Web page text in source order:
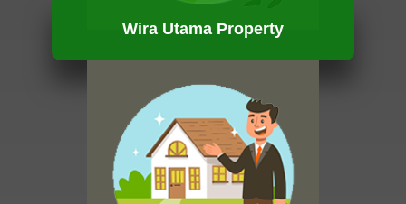
Wira Utama Property
HUBUNGI KAMI